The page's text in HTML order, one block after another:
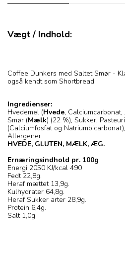
Vægt / Indhold:
Coffee Dunkers med Saltet Smør -
også kendt som Shortbread
Ingredienser:
Hvedemel (Hvede, Calciumcarbonat,
Smør (Mælk) (22 %), Sukker,
(Calciumfosfat og
Allergener:
HVEDE, GLUTEN, MÆLK, ÆG.
Ernæringsindhold pr. 100g
Energi 2050 KJ/kcal 490
Fedt 22,8g.
Heraf mættet 13,9g.
Kulhydrater 64,8g.
Heraf Sukker arter 28,9g.
Protein 6,4g.
Salt 1,0g